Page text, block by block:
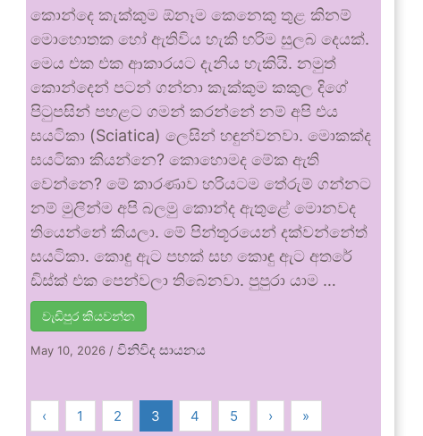
කොන්දෙ කැක්කුම ඕනෑම කෙනෙකු තුළ කිනම්
මොහොතක හෝ ඇතිවිය හැකි හරිම සුලබ දෙයක්.
මෙය එක එක ආකාරයට දැනිය හැකියි. නමුත්
කොන්දෙන් පටන් ගන්නා කැක්කුම කකුල දිගේ
පිටුපසින් පහළට ගමන් කරන්නේ නම් අපි එය
සයටිකා (Sciatica) ලෙසින් හඳුන්වනවා. මොකක්ද
සයටිකා කියන්නෙ? කොහොමද මේක ඇති
වෙන්නෙ? මේ කාරණාව හරියටම තේරුම් ගන්නට
නම් මුලින්ම අපි බලමු කොන්ද ඇතුළේ මොනවද
තියෙන්නේ කියලා. මේ පින්තූරයෙන් දක්වන්නේත්
සයටිකා. කොඳු ඇට පහක් සහ කොඳු ඇට අතරේ
ඩිස්ක් එක පෙන්වලා තිබෙනවා. පුපුරා යාම …
වැඩිපුර කියවන්න
May 10, 2026 /විනිවිද සායනය
‹ 1 2 3 4 5 › »